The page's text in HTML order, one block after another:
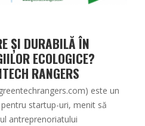
ȘI DURABILĂ ÎN
ECOLOGICE?
RANGERS
este un
startup-uri, menit să
antreprenoriatului